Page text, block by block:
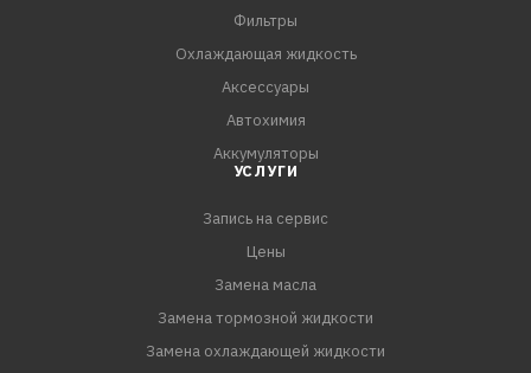
Фильтры
Охлаждающая жидкость
Аксессуары
Автохимия
Аккумуляторы
УСЛУГИ
Запись на сервис
Цены
Замена масла
Замена тормозной жидкости
Замена охлаждающей жидкости